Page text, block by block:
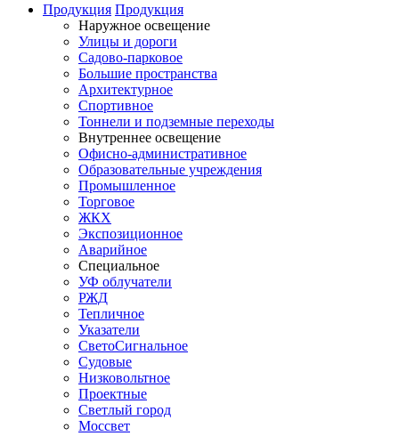
Продукция Продукция
Наружное освещение
Улицы и дороги
Садово-парковое
Большие пространства
Архитектурное
Спортивное
Тоннели и подземные переходы
Внутреннее освещение
Офисно-административное
Образовательные учреждения
Промышленное
Торговое
ЖКХ
Экспозиционное
Аварийное
Специальное
УФ облучатели
РЖД
Тепличное
Указатели
СветоСигнальное
Судовые
Низковольтное
Проектные
Светлый город
Моссвет